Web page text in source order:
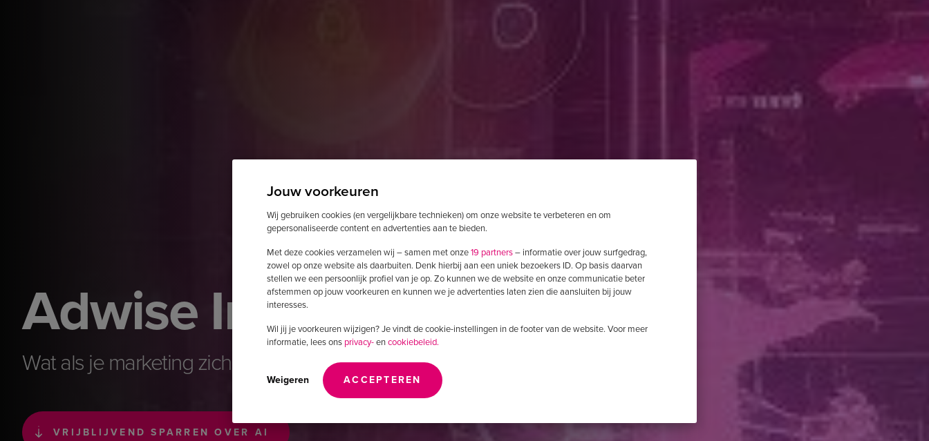
Jouw voorkeuren
Wij gebruiken cookies (en vergelijkbare technieken) om onze website te verbeteren en om
gepersonaliseerde content en advertenties aan te bieden.
Met deze cookies verzamelen wij – samen met onze19 partners– informatie over jouw surfgedrag,
zowel op onze website als daarbuiten. Denk hierbij aan een uniek bezoekers ID. Op basis daarvan
stellen we een persoonlijk profiel van je op. Zo kunnen we de website en onze communicatie beter
afstemmen op jouw voorkeuren en kunnen we je advertenties laten zien die aansluiten bij jouw
interesses.
Wil jij je voorkeuren wijzigen? Je vindt de cookie-instellingen in de footer van de website. Voor meer
informatie, lees ons privacy-encookiebeleid.
Weigeren ACCEPTEREN
Adwise Intelligence Base
Wat als je marketing zichzelf continu verbetert?.
VRIJBLIJVEND SPARREN OVER AI